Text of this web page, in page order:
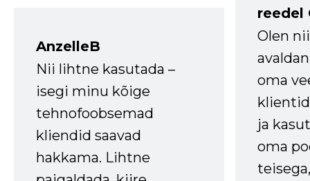
AnzelleB
Nii lihtne kasutada –
isegi minu kõige
tehnofoobsemad
kliendid saavad
hakkama. Lihtne
reedel
Olen
oma
ja
oma